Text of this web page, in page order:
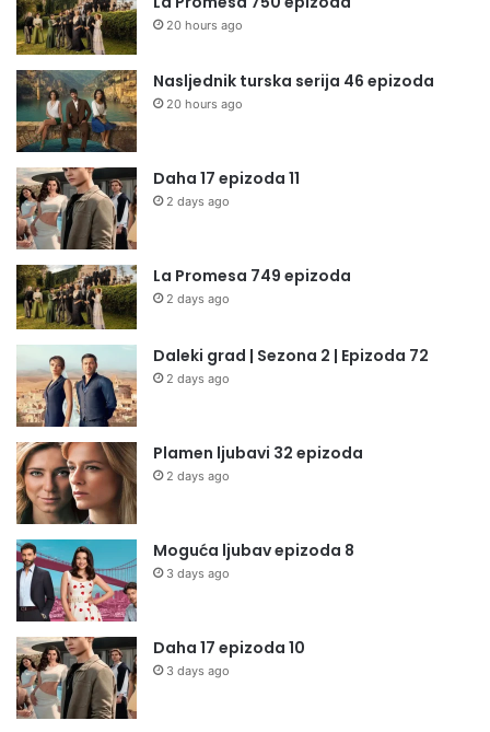
20 hours ago
Nasljednik turska serija 46 epizoda
20 hours ago
Daha 17 epizoda 11
2 days ago
La Promesa 749 epizoda
2 days ago
Daleki grad | Sezona 2 | Epizoda 72
2 days ago
Plamen ljubavi 32 epizoda
2 days ago
Moguća ljubav epizoda 8
3 days ago
Daha 17 epizoda 10
3 days ago